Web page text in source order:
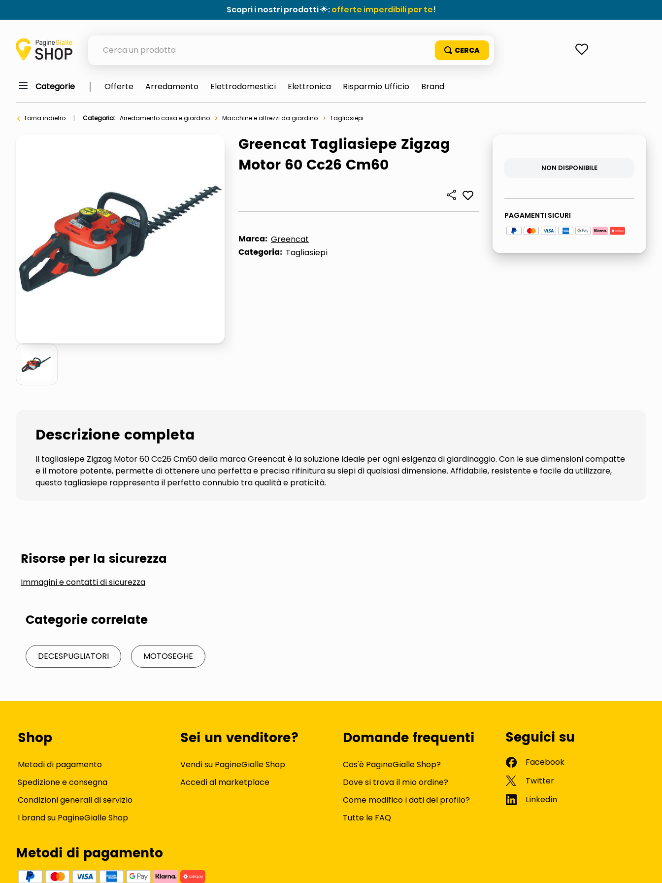
Scopri i nostri prodotti 🌟:offerte imperdibili per te!
meme
italia independent occhiali sole 0703 thin rotondo sun
lucidatrice pavimenti
pattumiera raccolta differenziata
elenco telefonico
faro solare
Categorie Offerte Arredamento Elettrodomestici Elettronica Risparmio Ufficio Brand
Torna indietro Categoria: Arredamento casa e giardino Macchine e attrezzi da giardino Tagliasiepi
Greencat Tagliasiepe Zigzag
Motor 60 Cc26 Cm60
Marca: Greencat
Categoria: Tagliasiepi
NON DISPONIBILE
PAGAMENTI SICURI
Descrizione completa
Il tagliasiepe Zigzag Motor 60 Cc26 Cm60 della marca Greencat è la soluzione ideale per ogni esigenza di giardinaggio. Con le sue dimensioni compatte
e il motore potente, permette di ottenere una perfetta e precisa rifinitura su siepi di qualsiasi dimensione. Affidabile, resistente e facile da utilizzare,
questo tagliasiepe rappresenta il perfetto connubio tra qualità e praticità.
Risorse per la sicurezza
Immagini e contatti di sicurezza
Categorie correlate
DECESPUGLIATORI MOTOSEGHE
Shop
Metodi di pagamento
Spedizione e consegna
Condizioni generali di servizio
I brand su PagineGialle Shop
Sei un venditore?
Vendi su PagineGialle Shop
Accedi al marketplace
Domande frequenti
Cos'è PagineGialle Shop?
Dove si trova il mio ordine?
Come modifico i dati del profilo?
Tutte le FAQ
Seguici su
Metodi di pagamento